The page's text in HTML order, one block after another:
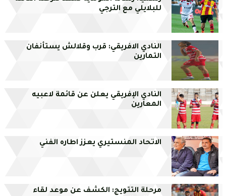
للبلايلي مع الترجي
النادي الافريقي: قرب وقلالش يستأنفان
التمارين
النادي الإفريقي يعلن عن قائمة لاعبيه
المعارين
الاتحاد المنستيري يعزز اطاره الفني
مرحلة التتويج: الكشف عن موعد لقاء